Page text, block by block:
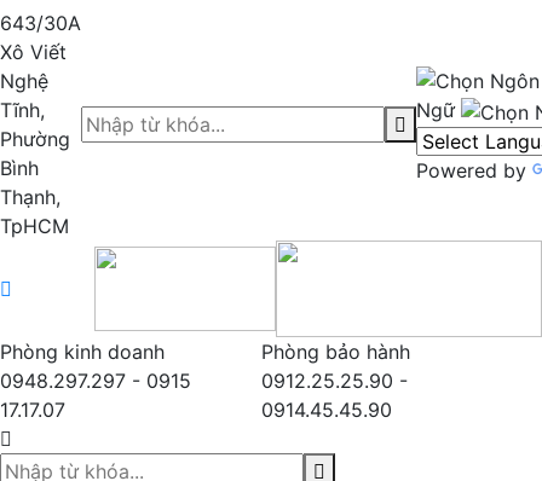
643/30A
Xô Viết
Nghệ
Tĩnh,
Phường
Bình
Thạnh,
TpHCM
Ngữ
Powered by
Phòng kinh doanh
0948.297.297 - 0915
17.17.07
Phòng bảo hành
0912.25.25.90 -
0914.45.45.90